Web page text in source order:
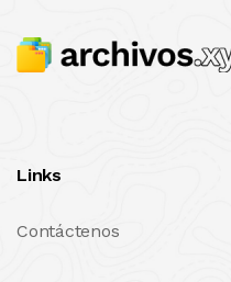
Links
Contáctenos